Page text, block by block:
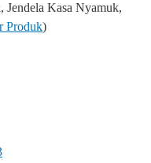
Kasa Nyamuk,
Produk)